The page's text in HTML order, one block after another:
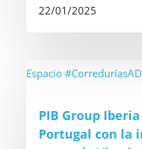
22/01/2025
PIB
inicia
Espacio
PIB Group
Portugal con la